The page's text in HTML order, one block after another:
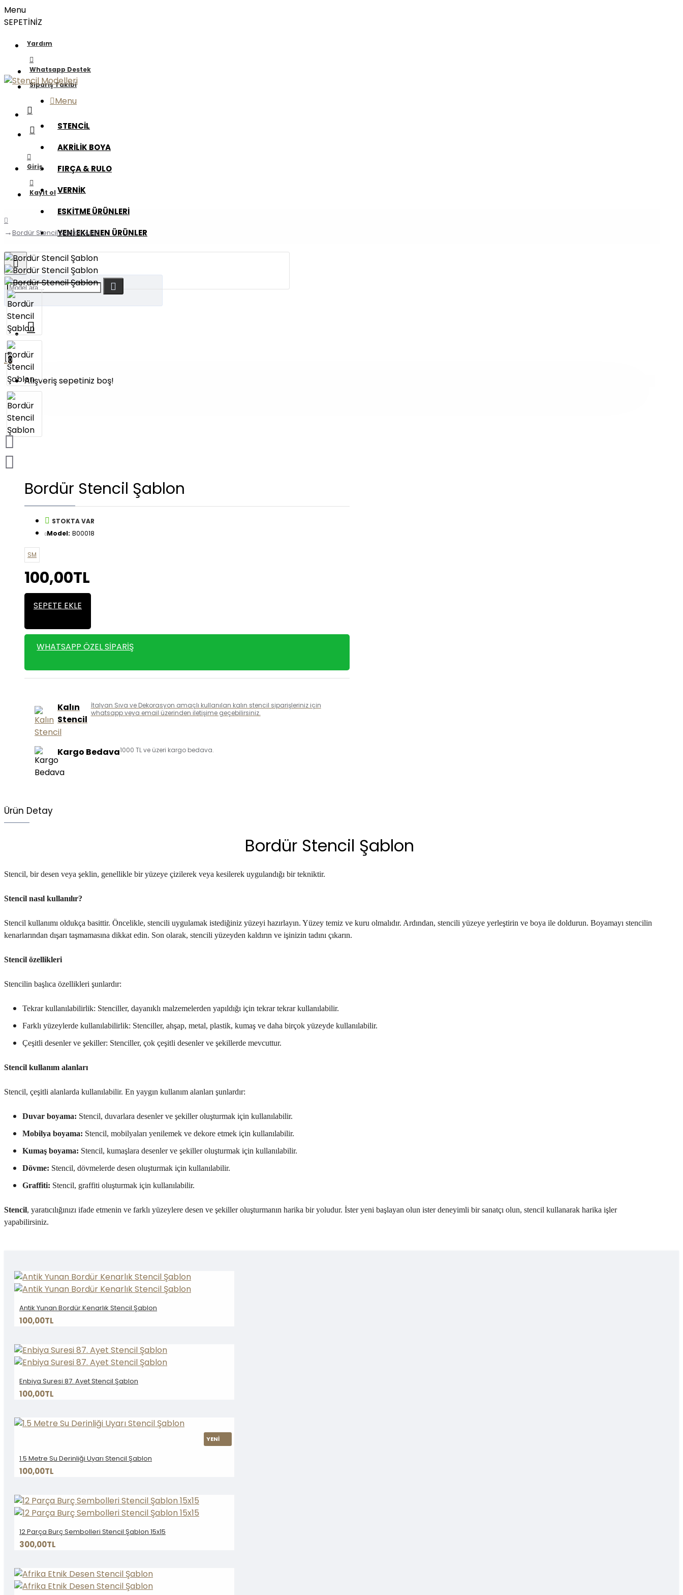
Menu
SEPETİNİZ
Yardım
Whatsapp Destek
Sipariş Takibi
Menu
STENCİL
AKRİLİK BOYA
FIRÇA & RULO
VERNİK
ESKİTME ÜRÜNLERİ
YENI EKLENEN ÜRÜNLER
0
Alışveriş sepetiniz boş!
Giriş
Kayıt ol
Bordür Stencil Şablon 4x30
Bordür Stencil Şablon
STOKTA VAR
Model: B00018
SM
100,00TL
SEPETE EKLE
WHATSAPP ÖZEL SIPARIŞ
Kalın
Stencil
İtalyan Sıva ve Dekorasyon amaçlı kullanılan kalın stencil siparişleriniz için
whatsapp veya email üzerinden iletişime geçebilirsiniz.
Kargo Bedava1000 TL ve üzeri kargo bedava.
Ürün Detay
Bordür Stencil Şablon
Stencil, bir desen veya şeklin, genellikle bir yüzeye çizilerek veya kesilerek uygulandığı bir tekniktir.
Stencil nasıl kullanılır?
Stencil kullanımı oldukça basittir. Öncelikle, stencili uygulamak istediğiniz yüzeyi hazırlayın. Yüzey temiz ve kuru olmalıdır. Ardından, stencili yüzeye yerleştirin ve boya ile doldurun. Boyamayı stencilin
kenarlarından dışarı taşmamasına dikkat edin. Son olarak, stencili yüzeyden kaldırın ve işinizin tadını çıkarın.
Stencil özellikleri
Stencilin başlıca özellikleri şunlardır:
Tekrar kullanılabilirlik: Stenciller, dayanıklı malzemelerden yapıldığı için tekrar tekrar kullanılabilir.
Farklı yüzeylerde kullanılabilirlik: Stenciller, ahşap, metal, plastik, kumaş ve daha birçok yüzeyde kullanılabilir.
Çeşitli desenler ve şekiller: Stenciller, çok çeşitli desenler ve şekillerde mevcuttur.
Stencil kullanım alanları
Stencil, çeşitli alanlarda kullanılabilir. En yaygın kullanım alanları şunlardır:
Duvar boyama: Stencil, duvarlara desenler ve şekiller oluşturmak için kullanılabilir.
Mobilya boyama: Stencil, mobilyaları yenilemek ve dekore etmek için kullanılabilir.
Kumaş boyama: Stencil, kumaşlara desenler ve şekiller oluşturmak için kullanılabilir.
Dövme: Stencil, dövmelerde desen oluşturmak için kullanılabilir.
Graffiti: Stencil, graffiti oluşturmak için kullanılabilir.
Stencil, yaratıcılığınızı ifade etmenin ve farklı yüzeylere desen ve şekiller oluşturmanın harika bir yoludur. İster yeni başlayan olun ister deneyimli bir sanatçı olun, stencil kullanarak harika işler
yapabilirsiniz.
Antik Yunan Bordür Kenarlık Stencil Şablon
100,00TL
Enbiya Suresi 87. Ayet Stencil Şablon
100,00TL
YENİ
1.5 Metre Su Derinliği Uyarı Stencil Şablon
100,00TL
12 Parça Burç Sembolleri Stencil Şablon 15x15
300,00TL